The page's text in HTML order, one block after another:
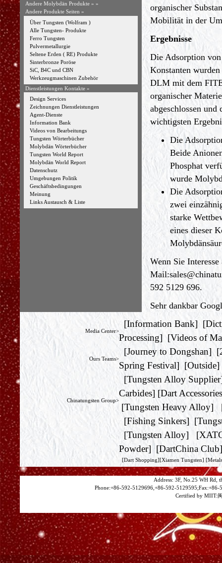
Andere Molybdän Produkte » »
Andere Produkte Seiten »
Über Tungsten (Wolfram )
Alle Tungsten- Produkte
Ferro Tungsten
Pulvermetallurgie
Seltene Erden ( RE) Produkte
Sinterbronze Poröse
SiC, B4C und CBN
Werkzeugmaschinen Zubehör
Dienstleistungen Kontakte »
Design Services
Zeichnungen Dienstleistungen
Agent-Dienste
Information Bank
Videos von Bearbeitungs
Tungsten Wörterbücher
Molybdän Wörterbücher
Tungsten World Report
Molybdän World Report
Datenschutz
Umgebungen Politik
Geschäftsbedingungen
Meinung
Links Austausch & Liste
organischer
Mobilität in der
Ergebnisse
Die Adsorption
Konstanten
DLM mit dem
organischer
abgeschlossen
wichtigsten
Die
Beide
Phosphat
wurde
Die
zwei
starke
eines dieser
Wenn Sie
Mail:
592 5129 696.
Sehr dankbar
Media Center>
[Information Bank] [
Processing] [Videos of
Ours Teams>
[Journey to Dongshan] [
Spring Festival] [Outside]
Chinatungsten Group>
[Tungsten Alloy Supplier
Carbides] [Dart
[Tungsten Heavy Alloy]
[Fishing Sinkers] [
[Tungsten Alloy] [
Powder] [DartChina Club
[Dart Shopping][Xiamen Tungsten]
Address: 3F, No.25 WH Rd,
Phone:+86-592-5129696,+86-592-
Certified by MIIT: